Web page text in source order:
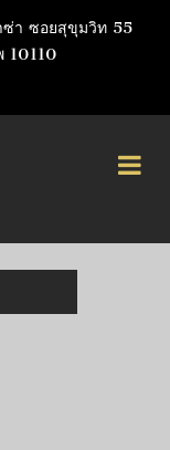
า ซอยสุขุมวิท 55
10110